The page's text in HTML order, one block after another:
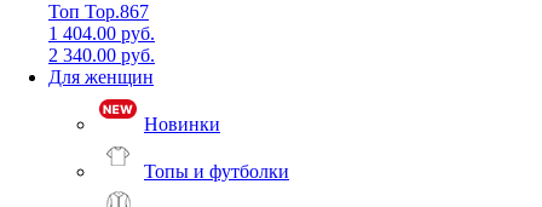
Топ Top.867
1 404.00 руб.
2 340.00 руб.
Для женщин
Новинки
Топы и футболки